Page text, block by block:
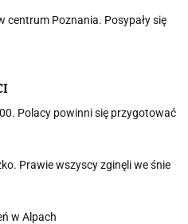
centrum Poznania. Posypały się
Polacy powinni się przygotować
Prawie wszyscy zginęli we śnie
w Alpach